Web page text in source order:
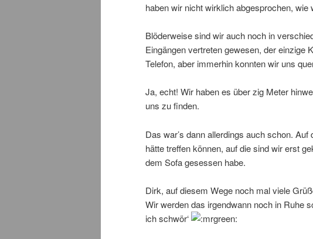
haben wir nicht wirklich abgesprochen, wie
Blöderweise sind wir auch noch in
Eingängen vertreten gewesen, der einzige
Telefon, aber immerhin konnten wir uns
Ja, echt! Wir haben es über zig Meter
uns zu finden.
Das war’s dann allerdings auch schon.
hätte treffen können, auf die sind wir erst
dem Sofa gesessen habe.
Dirk, auf diesem Wege noch mal viele
Wir werden das irgendwann noch in Ruhe
ich schwör‘